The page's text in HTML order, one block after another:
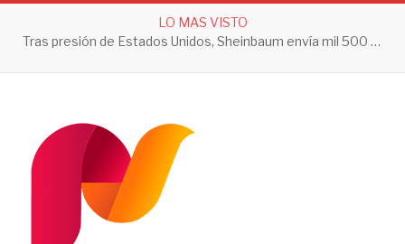
LO MAS VISTO
Tras presión de Estados Unidos, Sheinbaum envía mil 500 soldados a Michoacán